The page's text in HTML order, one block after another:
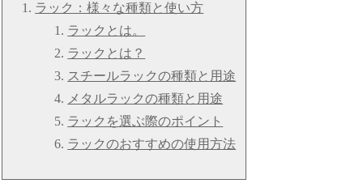
ラック：様々な種類と使い方
ラックとは。
ラックとは？
スチールラックの種類と用途
メタルラックの種類と用途
ラックを選ぶ際のポイント
ラックのおすすめの使用方法